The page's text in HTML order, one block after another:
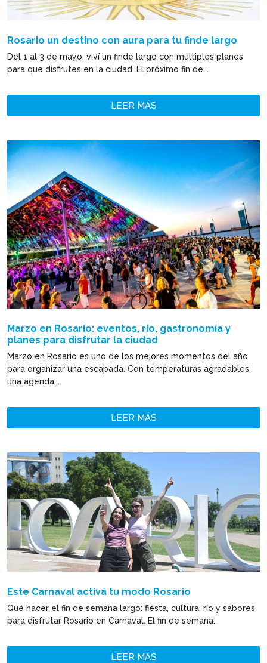
Rosario un destino con aura para tu finde largo
Del 1 al 3 de mayo, viví un finde largo con múltiples planes
para que disfrutes en la ciudad. El próximo fin de...
LEER MÁS
Marzo en Rosario: eventos, río, gastronomía y
planes para disfrutar la ciudad
Marzo en Rosario es uno de los mejores momentos del año
para organizar una escapada. Con temperaturas agradables,
una agenda...
LEER MÁS
Este Carnaval activá tu modo Rosario
Qué hacer el fin de semana largo: fiesta, cultura, río y sabores
para disfrutar Rosario en Carnaval. El fin de semana...
LEER MÁS